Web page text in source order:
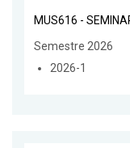
MUS616 -
Semestre 2026
2026-1